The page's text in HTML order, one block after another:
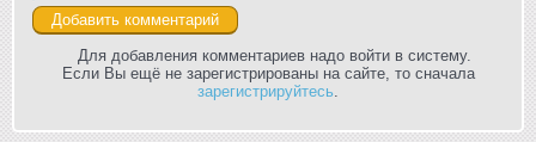
Для добавления комментариев надо войти в систему.
Если Вы ещё не зарегистрированы на сайте, то сначала
зарегистрируйтесь